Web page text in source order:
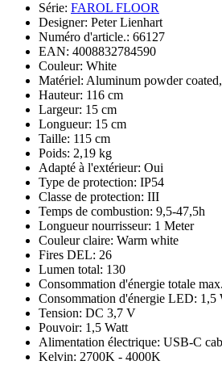
Série: FAROL FLOOR
Designer: Peter Lienhart
Numéro d'article.: 66127
EAN: 4008832784590
Couleur: White
Matériel: Aluminum powder
Hauteur: 116 cm
Largeur: 15 cm
Longueur: 15 cm
Taille: 115 cm
Poids: 2,19 kg
Adapté à l'extérieur: Oui
Type de protection: IP54
Classe de protection: III
Temps de combustion: 9,5-47,5h
Longueur nourrisseur: 1 Meter
Couleur claire: Warm white
Fires DEL: 26
Lumen total: 130
Consommation d'énergie totale
Consommation d'énergie LED: 1,5
Tension: DC 3,7 V
Pouvoir: 1,5 Watt
Alimentation électrique: USB-C
Kelvin: 2700K - 4000K